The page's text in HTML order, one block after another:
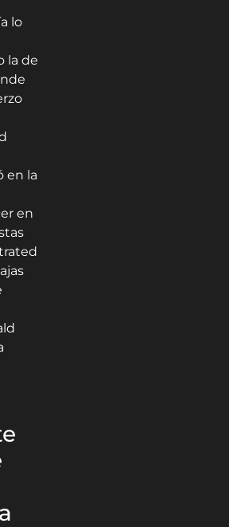
lo
la de
en la
en